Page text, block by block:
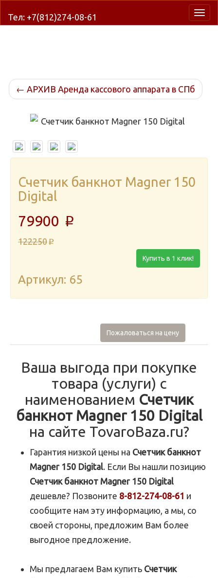
Тел: +7(812)274-08-61
← АРХИВ Аренда кассового аппарата в СПб
Счетчик банкнот Magner 150
Digital
79900 p
122250 p
Купить в 1 клик!
Артикул: 65
Пожаловаться на цену
Ваша выгода при покупке
товара (услуги) с
наименованием Счетчик
банкнот Magner 150 Digital
на сайте TovaroBaza.ru?
Гарантия низкой цены на Счетчик банкнот
Magner 150 Digital. Если Вы нашли позицию
Счетчик банкнот Magner 150 Digital
дешевле? Позвоните 8-812-274-08-61 и
сообщите нам эту информацию, а мы, со
своей стороны, предложим Вам более
выгодное предложение.
Мы предлагаем Вам купить Счетчик